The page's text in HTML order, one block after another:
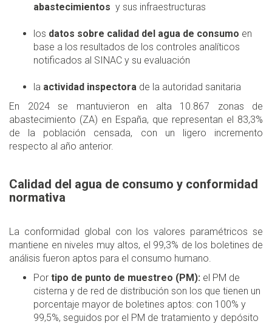
abastecimientos y sus infraestructuras
los datos sobre calidad del agua de consumo en
base a los resultados de los controles analíticos
notificados al SINAC y su evaluación
la actividad inspectora de la autoridad sanitaria
En 2024 se mantuvieron en alta 10.867 zonas de
abastecimiento (ZA) en España, que representan el 83,3%
de la población censada, con un ligero incremento
respecto al año anterior.
Calidad del agua de consumo y conformidad
normativa
La conformidad global con los valores paramétricos se
mantiene en niveles muy altos, el 99,3% de los boletines de
análisis fueron aptos para el consumo humano.
Por tipo de punto de muestreo (PM): el PM de
cisterna y de red de distribución son los que tienen un
porcentaje mayor de boletines aptos: con 100% y
99,5%, seguidos por el PM de tratamiento y depósito